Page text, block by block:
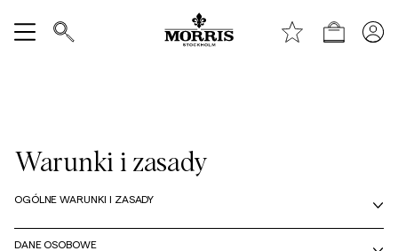
Shop
Akcesoria
Warunki i zasady
OGÓLNE WARUNKI I ZASADY
DANE OSOBOWE